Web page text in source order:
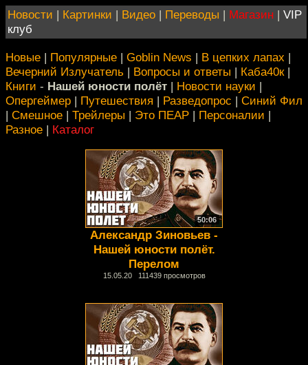
Новости | Картинки | Видео | Переводы | Магазин | VIP
клуб
Новые | Популярные | Goblin News | В цепких лапах |
Вечерний Излучатель | Вопросы и ответы | Каба40к|
Книги - Нашей юности полёт | Новости науки |
Опергеймер | Путешествия | Разведопрос | Синий Фил
| Смешное | Трейлеры | Это ПЕАР | Персоналии |
Разное | Каталог
50:06
Александр Зиновьев -
Нашей юности полёт.
Перелом
15.05.20 111439 просмотров